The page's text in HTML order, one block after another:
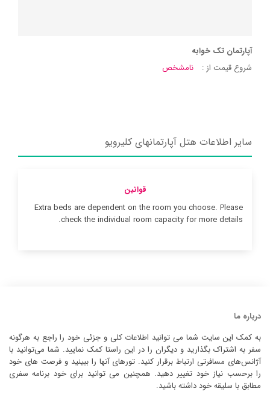
آپارتمان تک خوابه
شروع قیمت از :
نامشخص
سایر اطلاعات هتل آپارتمانهای کلیرویو
قوانین
Extra beds are dependent on the room you choose. Please
check the individual room capacity for more details.
درباره ما
به کمک این سایت شما می توانید اطلاعات کلی و جزئی خود را راجع به هرگونه
سفر به اشتراک بگذارید و دیگران را در این راستا کمک نمایید. شما می‌توانید با
آژانس‌های مسافرتی ارتباط برقرار کنید. تورهای آنها را ببینید و فرصت های خود
را برحسب نیاز خود تغییر دهید. همچنین می توانید برای خود برنامه سفری
مطابق با سلیقه خود داشته باشید.